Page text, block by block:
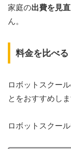
家庭の出費を見
ん。
料金を比べる
ロボットスクー
とをおすすめしま
ロボットスクー